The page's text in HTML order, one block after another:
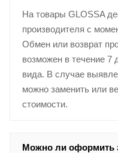
На товары GLOSSA
производителя с
Обмен или возврат
возможен в течение 7
вида. В случае
можно заменить или
стоимости.
Можно ли оформить